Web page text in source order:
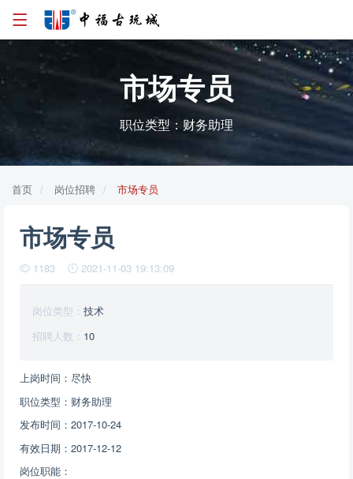
市场专员
职位类型：财务助理
首页 岗位招聘 市场专员
市场专员
1183 2021-11-03 19:13:09
岗位类型： 技术
招聘人数： 10
上岗时间：尽快
职位类型：财务助理
发布时间：2017-10-24
有效日期：2017-12-12
岗位职能：